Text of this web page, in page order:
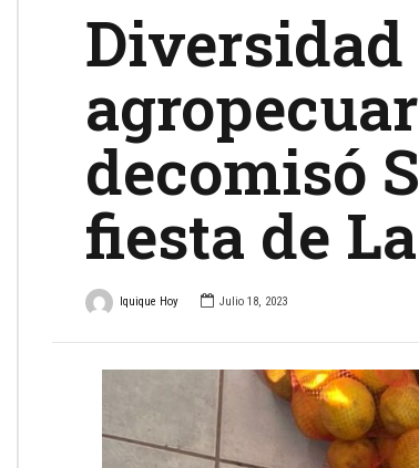
decomisó
fiesta de
Iquique Hoy Julio 18, 2023